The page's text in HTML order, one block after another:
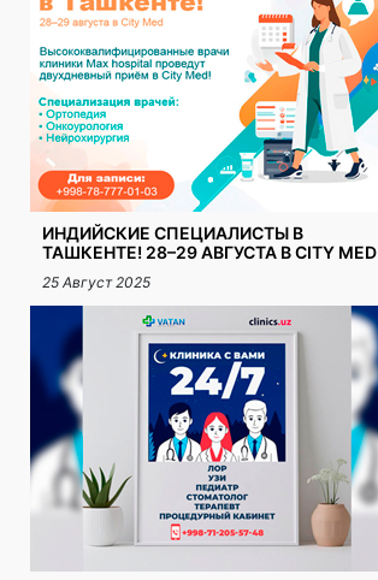
ИНДИЙСКИЕ СПЕЦИАЛИСТЫ В
ТАШКЕНТЕ! 28–29 АВГУСТА В CITY MED
25 Август 2025